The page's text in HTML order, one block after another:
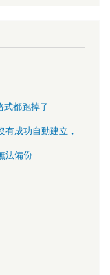
式都跑掉了
成功自動建立，
法備份